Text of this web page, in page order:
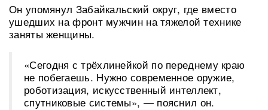
Он упомянул Забайкальский округ, где вместо
ушедших на фронт мужчин на тяжелой технике
заняты женщины.
«Сегодня с трёхлинейкой по переднему краю
не побегаешь. Нужно современное оружие,
роботизация, искусственный интеллект,
спутниковые системы», — пояснил он.